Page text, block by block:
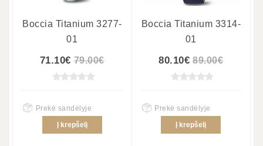
Boccia Titanium 3277-
01
71.10€ 79.00€
Prekė sandėlyje
Į krepšelį
Boccia Titanium 3314-
01
80.10€ 89.00€
Prekė sandėlyje
Į krepšelį